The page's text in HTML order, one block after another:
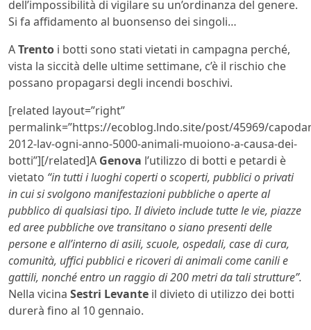
dell’impossibilità di vigilare su un’ordinanza del genere.
Si fa affidamento al buonsenso dei singoli…
ATrento i botti sono stati vietati in campagna perché,
vista la siccità delle ultime settimane, c’è il rischio che
possano propagarsi degli incendi boschivi.
[related layout=”right”
permalink=”https://ecoblog.lndo.site/post/45969/
2012-lav-ogni-anno-5000-animali-muoiono-a-causa-dei-
botti”][/related]A Genova l’utilizzo di botti e petardi è
vietato “in tutti i luoghi coperti o scoperti, pubblici o privati
in cui si svolgono manifestazioni pubbliche o aperte al
pubblico di qualsiasi tipo. Il divieto include tutte le vie, piazze
ed aree pubbliche ove transitano o siano presenti delle
persone e all’interno di asili, scuole, ospedali, case di cura,
comunità, uffici pubblici e ricoveri di animali come canili e
gattili, nonché entro un raggio di 200 metri da tali strutture”.
Nella vicina Sestri Levante il divieto di utilizzo dei botti
durerà fino al 10 gennaio.